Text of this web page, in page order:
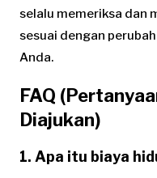
selalu memeriksa dan
sesuai dengan
Anda.
FAQ
Diajukan)
1. Apa itu biaya